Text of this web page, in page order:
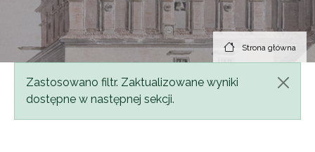
Strona główna
Komunikat
Zastosowano filtr. Zaktualizowane wyniki
dostępne w następnej sekcji.